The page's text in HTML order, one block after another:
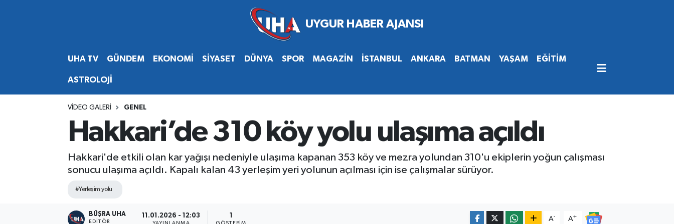
UHA TV GÜNDEM EKONOMİ SİYASET DÜNYA SPOR MAGAZİN İSTANBUL ANKARA BATMAN YAŞAM EĞİTİM
ASTROLOJİ
VIDEO GALERI GENEL
Hakkari’de 310 köy yolu ulaşıma açıldı
Hakkari'de etkili olan kar yağışı nedeniyle ulaşıma kapanan 353 köy ve mezra yolundan 310'u ekiplerin yoğun çalışması
sonucu ulaşıma açıldı. Kapalı kalan 43 yerleşim yeri yolunun açılması için ise çalışmalar sürüyor.
#Yerleşim yolu
BÜŞRA UHA
EDITÖR
11.01.2026 - 12:03
YAYINLANMA
1
GÖSTERIM
A- A+
Hava Durumu
Süper Lig Puan Durumu ve Fikstür
Son Dakika Haberleri
Haber Arşivi